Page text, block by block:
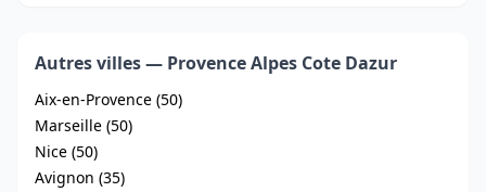
Autres villes — Provence Alpes Cote Dazur
Aix-en-Provence (50)
Marseille (50)
Nice (50)
Avignon (35)